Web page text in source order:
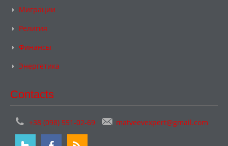
Миграции
Религия
Финансы
Энергетика
Contacts
+38 (098) 551-02-69 matveevexpert@gmail.com